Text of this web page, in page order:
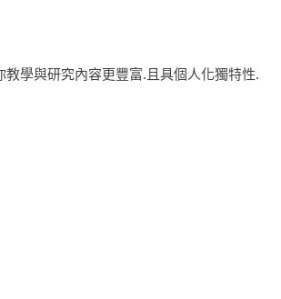
學與研究內容更豐富.且具個人化獨特性.